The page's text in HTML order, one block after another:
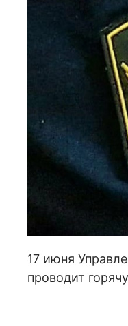
17 июня
проводит